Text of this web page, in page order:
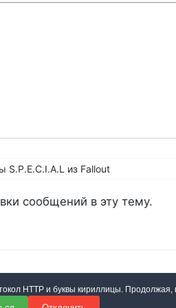
и успешности вашего персонажа,
хотели бы добавить, что внутри
из Fallout
сообщений в эту тему.
на условиях лицензии
HTTP и буквы кириллицы.